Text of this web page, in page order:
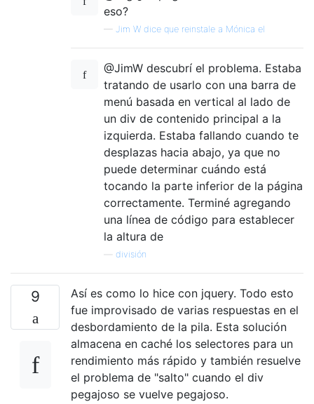
eso?
— Jim W dice que reinstale a Mónica el
@JimW descubrí el problema. Estaba
tratando de usarlo con una barra de
menú basada en vertical al lado de
un div de contenido principal a la
izquierda. Estaba fallando cuando te
desplazas hacia abajo, ya que no
puede determinar cuándo está
tocando la parte inferior de la página
correctamente. Terminé agregando
una línea de código para establecer
la altura de
división
9
Así es como lo hice con jquery. Todo esto
fue improvisado de varias respuestas en el
desbordamiento de la pila. Esta solución
almacena en caché los selectores para un
rendimiento más rápido y también resuelve
el problema de "salto" cuando el div
pegajoso se vuelve pegajoso.